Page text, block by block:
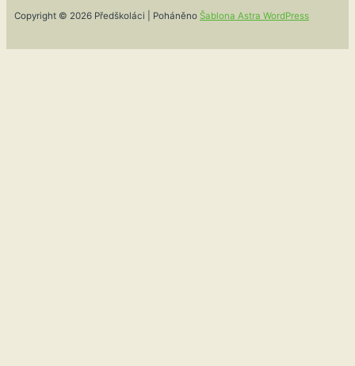
Copyright © 2026 Předškoláci | Poháněno Šablona Astra WordPress